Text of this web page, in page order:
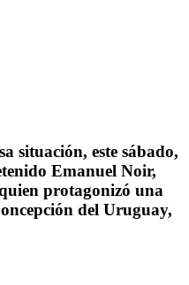
situación, este sábado,
Emanuel Noir,
protagonizó una
del Uruguay,